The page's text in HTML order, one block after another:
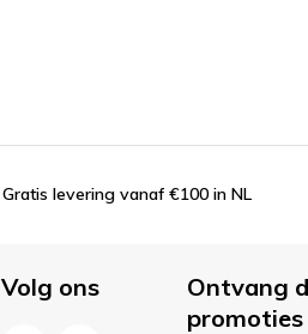
Gratis levering vanaf €100 in NL
Volg ons
Ontvang
promoties